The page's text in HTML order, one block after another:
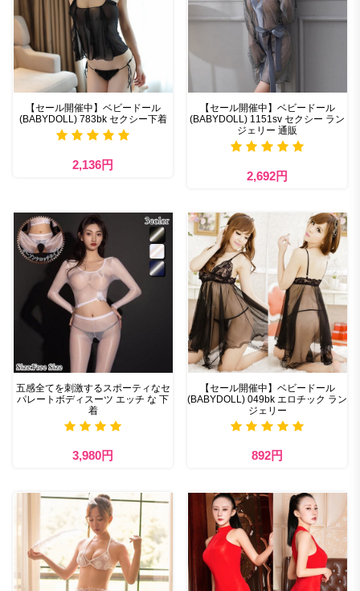
【セール開催中】ベビードール
(BABYDOLL) 783bk セクシー下着
2,136円
【セール開催中】ベビードール
(BABYDOLL) 1151sv セクシー ラン
ジェリー 通販
2,692円
五感全てを刺激するスポーティなセ
パレートボディスーツ エッチ な 下
着
3,980円
【セール開催中】ベビードール
(BABYDOLL) 049bk エロチック ラン
ジェリー
892円